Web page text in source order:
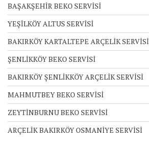
BAŞAKŞEHİR BEKO SERVİSİ
YEŞİLKÖY ALTUS SERVİSİ
BAKIRKÖY KARTALTEPE ARÇELİK SERVİSİ
ŞENLİKKÖY BEKO SERVİSİ
BAKIRKÖY ŞENLİKKÖY ARÇELİK SERVİSİ
MAHMUTBEY BEKO SERVİSİ
ZEYTİNBURNU BEKO SERVİSİ
ARÇELİK BAKIRKÖY OSMANİYE SERVİSİ